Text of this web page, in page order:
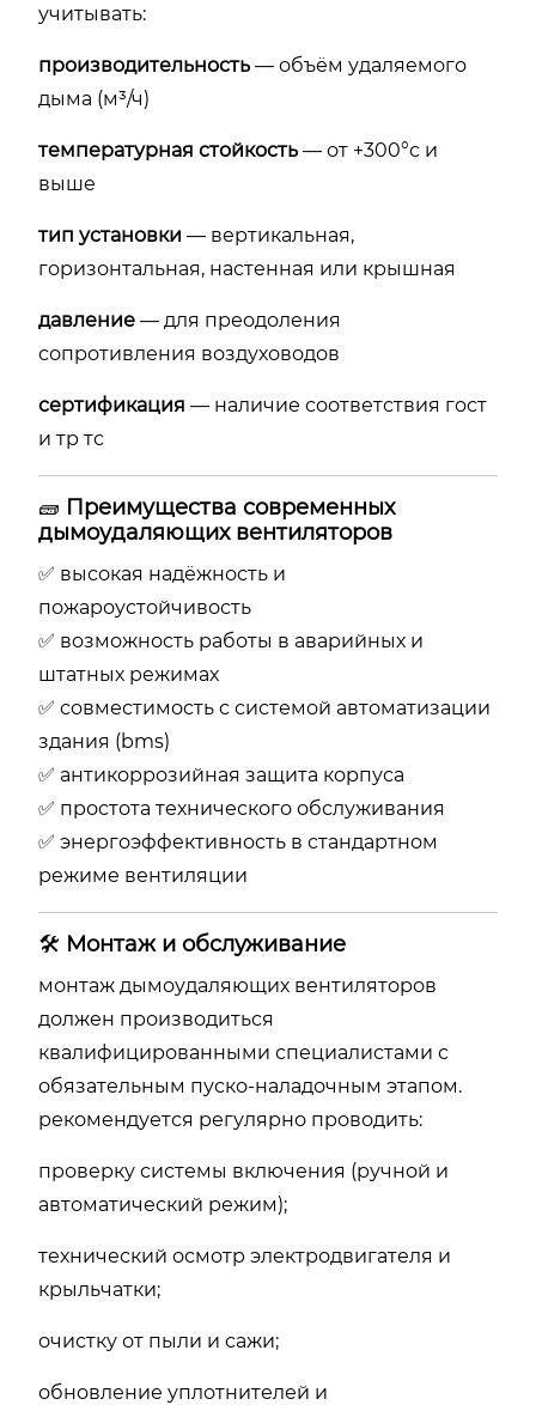
учитывать:
производительность — объём удаляемого
дыма (м³/ч)
температурная стойкость — от +300°с и
выше
тип установки — вертикальная,
горизонтальная, настенная или крышная
давление — для преодоления
сопротивления воздуховодов
сертификация — наличие соответствия гост
и тр тс
🧱 Преимущества современных
дымоудаляющих вентиляторов
✅ высокая надёжность и
пожароустойчивость
✅ возможность работы в аварийных и
штатных режимах
✅ совместимость с системой автоматизации
здания (bms)
✅ антикоррозийная защита корпуса
✅ простота технического обслуживания
✅ энергоэффективность в стандартном
режиме вентиляции
🛠️ Монтаж и обслуживание
монтаж дымоудаляющих вентиляторов
должен производиться
квалифицированными специалистами с
обязательным пуско-наладочным этапом.
рекомендуется регулярно проводить:
проверку системы включения (ручной и
автоматический режим);
технический осмотр электродвигателя и
крыльчатки;
очистку от пыли и сажи;
обновление уплотнителей и